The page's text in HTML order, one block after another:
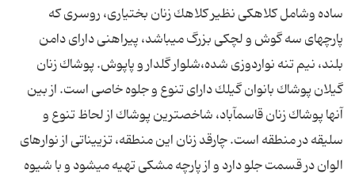
ساده وشامل كلاهكی نظیر كلاهك زنان بختیارى، روسرى که
پارچه‏اى سه گوش و لچكى بزرگ مى‏باشد، پیراهنی داراى دامن
بلند، نیم تنه نواردوزى شده،شلوار گلدار و پاپوش. پوشاك زنان
گیلان پوشاك بانوان گیلك داراى تنوع و جلوه خاصى است. از بین
آنها پوشاك زنان قاسم‏آباد، شاخص‏ترین پوشاك از لحاظ تنوع و
سلیقه در منطقه است. چارقد زنان این منطقه، تزییناتى از نوارهاى
الوان در قسمت جلو دارد و از پارچه مشكى تهیه مى‏شود و با شیوه